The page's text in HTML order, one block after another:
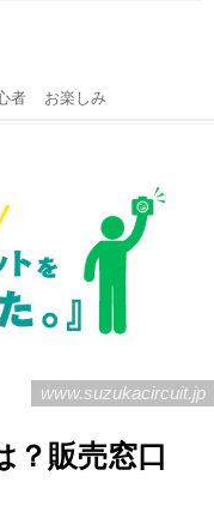
者 お楽しみ
www.suzukacircuit.jp
？販売窓口